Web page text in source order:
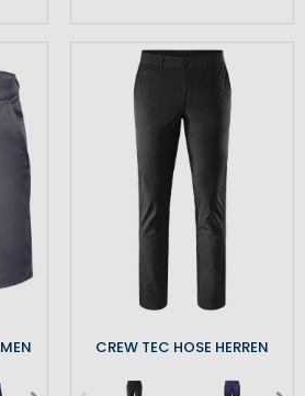
CREW TEC HOSE HERREN